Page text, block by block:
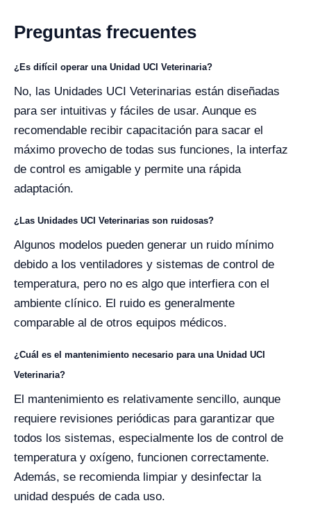
Preguntas frecuentes
¿Es difícil operar una Unidad UCI Veterinaria?
No, las Unidades UCI Veterinarias están diseñadas
para ser intuitivas y fáciles de usar. Aunque es
recomendable recibir capacitación para sacar el
máximo provecho de todas sus funciones, la interfaz
de control es amigable y permite una rápida
adaptación.
¿Las Unidades UCI Veterinarias son ruidosas?
Algunos modelos pueden generar un ruido mínimo
debido a los ventiladores y sistemas de control de
temperatura, pero no es algo que interfiera con el
ambiente clínico. El ruido es generalmente
comparable al de otros equipos médicos.
¿Cuál es el mantenimiento necesario para una Unidad UCI
Veterinaria?
El mantenimiento es relativamente sencillo, aunque
requiere revisiones periódicas para garantizar que
todos los sistemas, especialmente los de control de
temperatura y oxígeno, funcionen correctamente.
Además, se recomienda limpiar y desinfectar la
unidad después de cada uso.